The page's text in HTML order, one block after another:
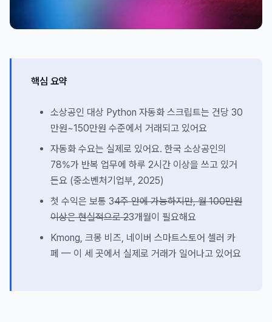
핵심 요약
소상공인 대상 Python 자동화 스크립트는 건당 30
만원~150만원 수준에서 거래되고 있어요
자동화 수요는 실제로 있어요. 한국 소상공인의
78%가 반복 업무에 하루 2시간 이상을 쓰고 있거
든요 (중소벤처기업부, 2025)
첫 수익은 보통 34주 안에 가능하지만, 월 100만원
이상은 현실적으로 23개월이 필요해요
Kmong, 크몽 비즈, 네이버 스마트스토어 셀러 카
페 — 이 세 곳에서 실제로 거래가 일어나고 있어요